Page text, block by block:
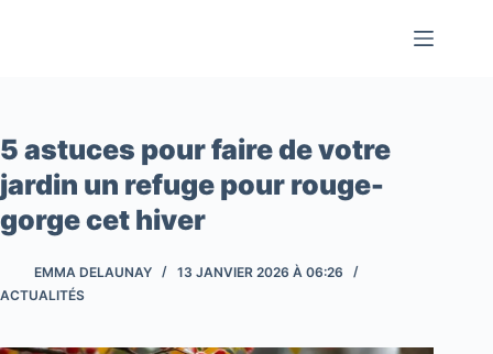
5 astuces pour faire de votre
jardin un refuge pour rouge-
gorge cet hiver
EMMA DELAUNAY
13 JANVIER 2026 À 06:26
ACTUALITÉS